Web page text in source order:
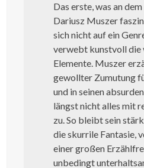
Das erste, was an
Dariusz Muszer
sich nicht auf ein
verwebt kunstvoll die
Elemente. Muszer
gewollter Zumutung
und in seinen
längst nicht alles mit
zu. So bleibt sein
die skurrile Fantasie,
einer großen
unbedingt